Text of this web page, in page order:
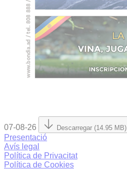
07-08-26 Descarregar (14.95 MB)
Presentació
Avís legal
Política de Privacitat
Política de Cookies